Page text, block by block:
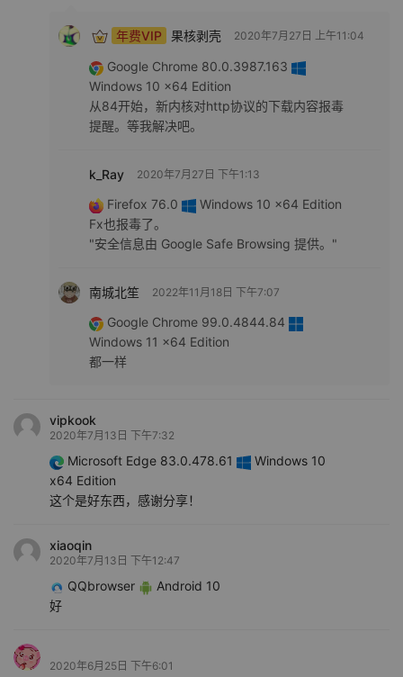
年费VIP 果核剥壳 2020年7月27日 上午11:04
Google Chrome 80.0.3987.163
Windows 10 x64 Edition
从84开始，新内核对http协议的下载内容报毒
提醒。等我解决吧。
k_Ray 2020年7月27日 下午1:13
Firefox 76.0
Windows 10 x64 Edition
Fx也报毒了。
"安全信息由 Google Safe Browsing 提供。"
南城北笙 2022年11月18日 下午7:07
Google Chrome 99.0.4844.84
Windows 11 x64 Edition
都一样
vipkook
2020年7月13日 下午7:32
Microsoft Edge 83.0.478.61
Windows 10
x64 Edition
这个是好东西，感谢分享！
xiaoqin
2020年7月13日 下午12:47
QQbrowser
Android 10
好
2020年6月25日 下午6:01